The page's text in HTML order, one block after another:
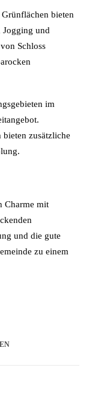
bieten
Jogging und
Schloss
im
zusätzliche
Charme mit
und die gute
zu einem